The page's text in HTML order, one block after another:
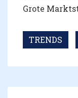
Grote
TRENDS